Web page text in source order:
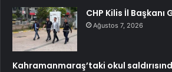
CHP Kilis İl Başkanı
Ağustos 7, 2026
Kahramanmaraş’taki okul